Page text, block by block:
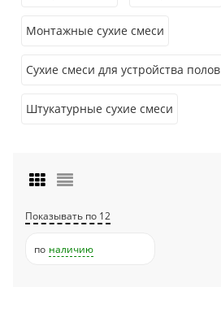
Монтажные сухие смеси
Сухие смеси для устройства полов
Штукатурные сухие смеси
Показывать по 12
по наличию